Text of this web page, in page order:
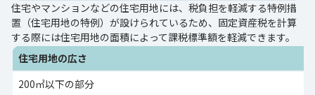
住宅やマンションなどの住宅用地には、税負担を軽減する特例措
置（住宅用地の特例）が設けられているため、固定資産税を計算
する際には住宅用地の面積によって課税標準額を軽減できます。
住宅用地の広さ
200㎡以下の部分